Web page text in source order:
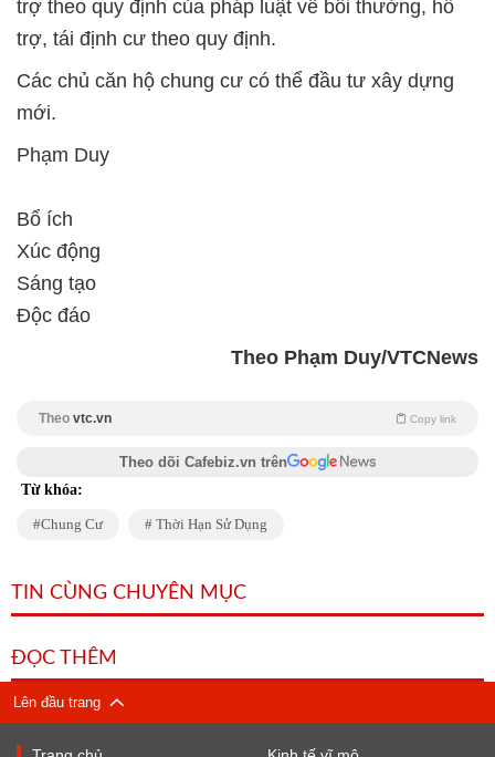
trợ theo quy định của pháp luật về bồi thường, hỗ
trợ, tái định cư theo quy định.
Các chủ căn hộ chung cư có thể đầu tư xây dựng
mới.
Phạm Duy
Bổ ích
Xúc động
Sáng tạo
Độc đáo
Theo Phạm Duy/VTCNews
Theo vtc.vn Copy link
Theo dõi Cafebiz.vn trên
Từ khóa:
Chung Cư Thời Hạn Sử Dụng
TIN CÙNG CHUYÊN MỤC
ĐỌC THÊM
Lên đầu trang